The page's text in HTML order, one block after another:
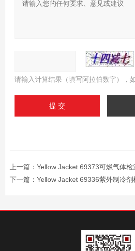
请输入计算结果（填写阿拉伯数字），
上一篇： Yellow Jacket 69373可燃气体检
下一篇： Yellow Jacket 69336紫外制冷剂